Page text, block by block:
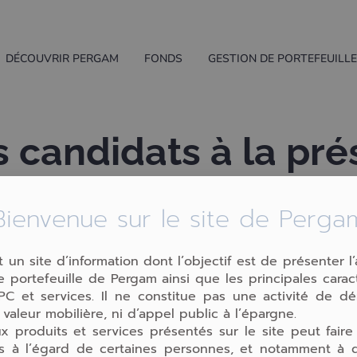
DÉCOUVRIR PERGAM FONDS GESTION DE PORTEFEUILLE
candidats à la
pas les
sur le site de
un site d’information dont l’objectif est de présenter
portefeuille de Pergam ainsi que les principales
et services. Il ne constitue pas une activité de
mobilière, ni d’appel public à l’épargne.
produits et services présentés sur le site peut
à l’égard de certaines personnes, et notamment à